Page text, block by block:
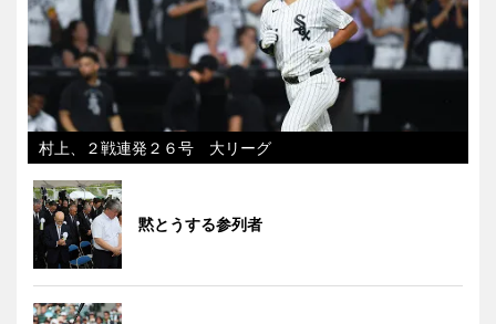
村上、２戦連発２６号 大リーグ
黙とうする参列者